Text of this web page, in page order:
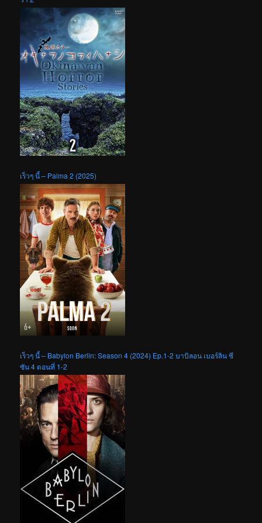
เร็วๆ นี้ – Palma 2 (2025)
เร็วๆ นี้ – Babylon Berlin: Season 4 (2024) Ep.1-2 บาบิลอน เบอร์ลิน ซี
ซัน 4 ตอนที่ 1-2